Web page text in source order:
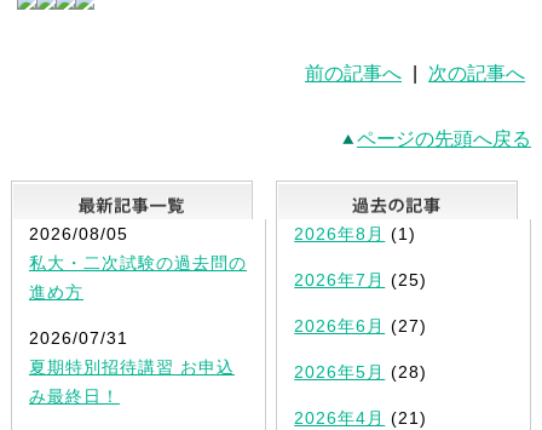
前の記事へ 次の記事へ
ページの先頭へ戻る
最新記事一覧
2026/08/05
私大・二次試験の過去問の
進め方
2026/07/31
夏期特別招待講習 お申込
み最終日！
2026年8月 (1)
2026年7月 (25)
2026年6月 (27)
2026年5月 (28)
2026年4月 (21)